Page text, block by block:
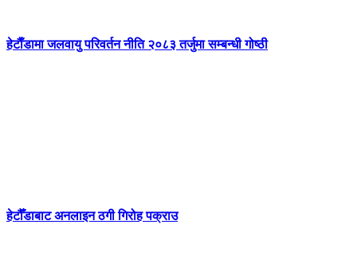
हेटाैँडामा जलवायु परिवर्तन नीति २०८३ तर्जुमा सम्बन्धी गोष्ठी
हेटौँडाबाट अनलाइन ठगी गिरोह पक्राउ